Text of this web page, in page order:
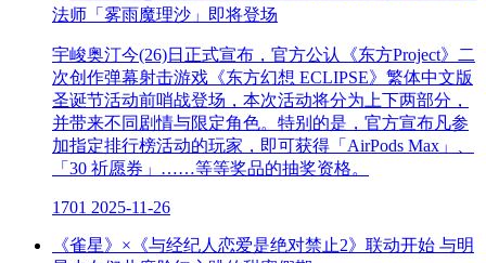
宇峻奥汀今(26)日正式宣布，官方公认《东方Project》二
次创作弹幕射击游戏《东方幻想 ECLIPSE》繁体中文版
圣诞节活动前哨战登场，本次活动将分为上下两部分，
并带来不同剧情与限定角色。特别的是，官方宣布凡参
加指定排行榜活动的玩家，即可获得「AirPods Max」、
「30 祈愿券」……等等奖品的抽奖资格。
1701 2025-11-26
《雀星》×《与经纪人恋爱是绝对禁止2》联动开始 与明